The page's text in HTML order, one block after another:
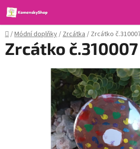
Přejít
na
obsah
Domů
/Módní doplňky/Zrcátka/ Zrcátko
Zrcátko č.310007